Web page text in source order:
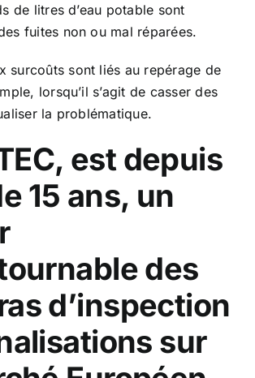
de litres d’eau potable sont
fuites non ou mal réparées.
surcoûts sont liés au repérage de
lorsqu’il s’agit de casser des
la problématique.
est depuis
15 ans, un
des
d’inspection
sur